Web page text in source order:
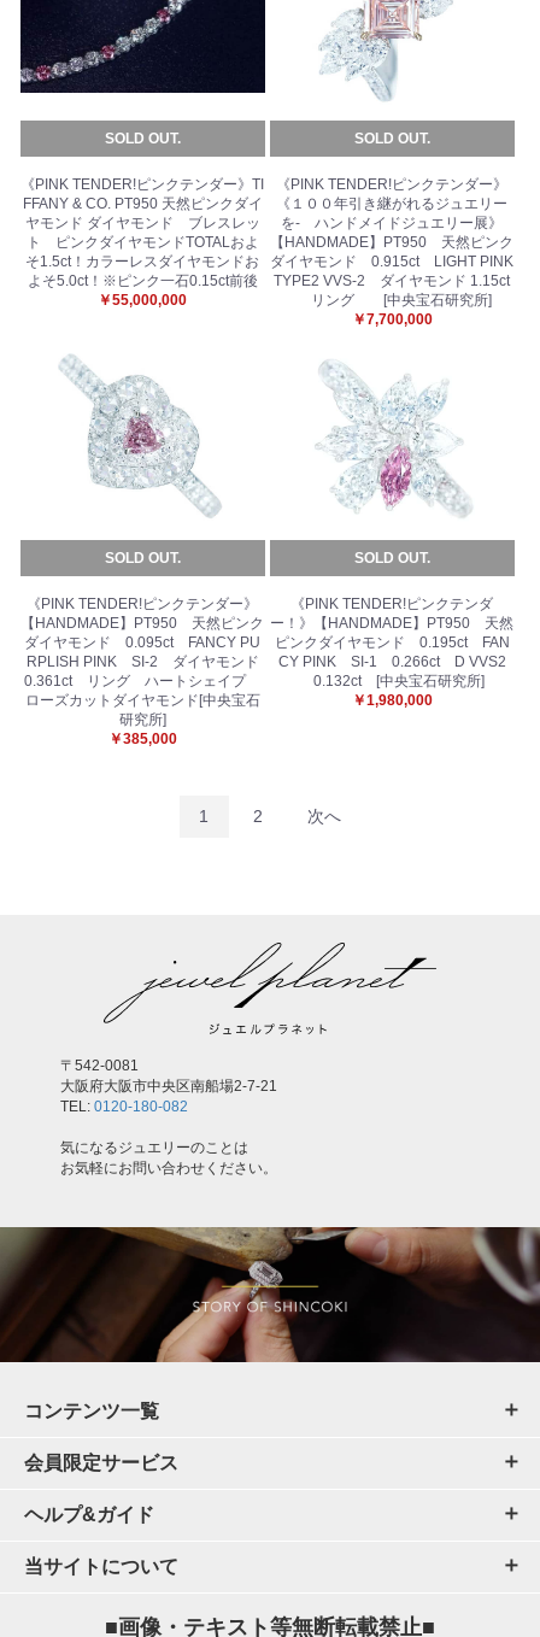
SOLD OUT.
《PINK TENDER!ピンクテンダー》TI
FFANY & CO. PT950 天然ピンクダイ
ヤモンド ダイヤモンド ブレスレッ
ト ピンクダイヤモンドTOTALおよ
そ1.5ct！カラーレスダイヤモンドお
よそ5.0ct！※ピンク一石0.15ct前後
￥55,000,000
SOLD OUT.
《PINK TENDER!ピンクテンダー》
《１００年引き継がれるジュエリー
を- ハンドメイドジュエリー展》
【HANDMADE】PT950 天然ピンク
ダイヤモンド 0.915ct LIGHT PINK
TYPE2 VVS-2 ダイヤモンド 1.15ct
リング [中央宝石研究所]
￥7,700,000
SOLD OUT.
《PINK TENDER!ピンクテンダー》
【HANDMADE】PT950 天然ピンク
ダイヤモンド 0.095ct FANCY PU
RPLISH PINK SI-2 ダイヤモンド
0.361ct リング ハートシェイプ
ローズカットダイヤモンド[中央宝石
研究所]
￥385,000
SOLD OUT.
《PINK TENDER!ピンクテンダ
ー！》【HANDMADE】PT950 天然
ピンクダイヤモンド 0.195ct FAN
CY PINK SI-1 0.266ct D VVS2
0.132ct [中央宝石研究所]
￥1,980,000
1 2 次へ
〒542-0081
大阪府大阪市中央区南船場2-7-21
TEL: 0120-180-082
気になるジュエリーのことは
お気軽にお問い合わせください。
コンテンツ一覧
会員限定サービス
ヘルプ&ガイド
当サイトについて
■画像・テキスト等無断転載禁止■